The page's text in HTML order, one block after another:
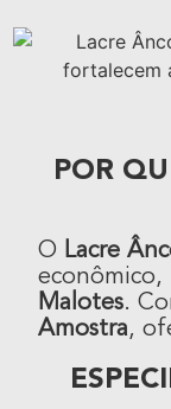
POR
O Lacre
econômico,
Malotes.
Amostra,